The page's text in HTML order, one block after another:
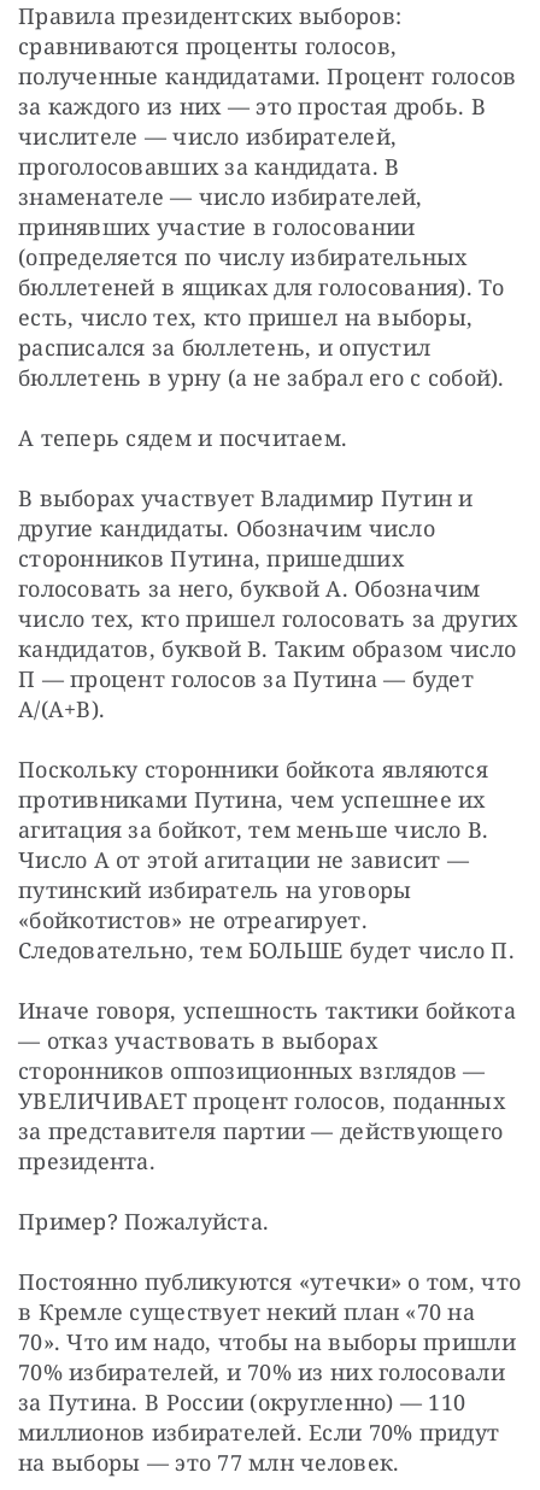
Правила президентских выборов:
сравниваются проценты голосов,
полученные кандидатами. Процент голосов
за каждого из них — это простая дробь. В
числителе — число избирателей,
проголосовавших за кандидата. В
знаменателе — число избирателей,
принявших участие в голосовании
(определяется по числу избирательных
бюллетеней в ящиках для голосования). То
есть, число тех, кто пришел на выборы,
расписался за бюллетень, и опустил
бюллетень в урну (а не забрал его с собой).
А теперь сядем и посчитаем.
В выборах участвует Владимир Путин и
другие кандидаты. Обозначим число
сторонников Путина, пришедших
голосовать за него, буквой А. Обозначим
число тех, кто пришел голосовать за других
кандидатов, буквой В. Таким образом число
П — процент голосов за Путина — будет
А/(А+В).
Поскольку сторонники бойкота являются
противниками Путина, чем успешнее их
агитация за бойкот, тем меньше число В.
Число А от этой агитации не зависит —
путинский избиратель на уговоры
«бойкотистов» не отреагирует.
Следовательно, тем БОЛЬШЕ будет число П.
Иначе говоря, успешность тактики бойкота
— отказ участвовать в выборах
сторонников оппозиционных взглядов —
УВЕЛИЧИВАЕТ процент голосов, поданных
за представителя партии — действующего
президента.
Пример? Пожалуйста.
Постоянно публикуются «утечки» о том, что
в Кремле существует некий план «70 на
70». Что им надо, чтобы на выборы пришли
70% избирателей, и 70% из них голосовали
за Путина. В России (округленно) — 110
миллионов избирателей. Если 70% придут
на выборы — это 77 млн человек.